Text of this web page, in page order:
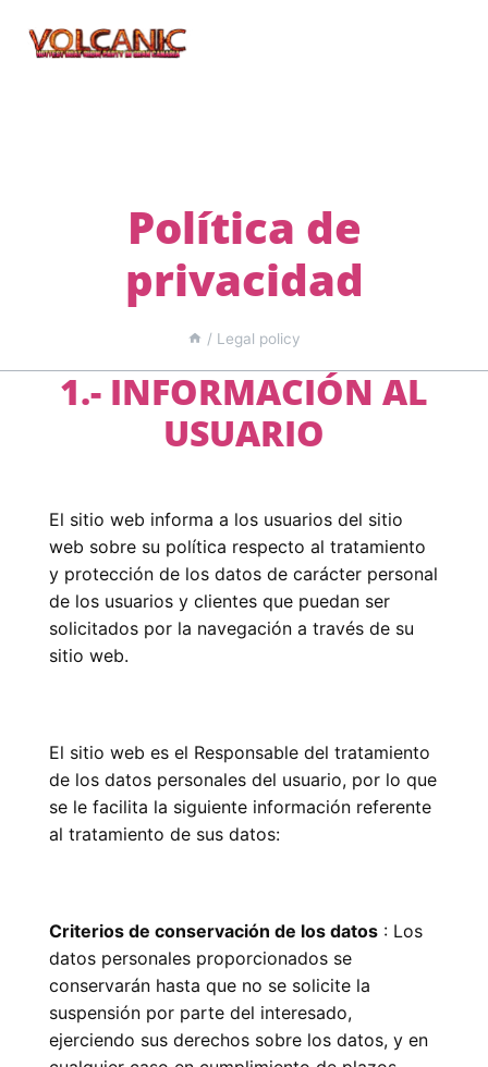
Política de
privacidad
/ Legal policy
1.- INFORMACIÓN AL
USUARIO
El sitio web informa a los usuarios del sitio
web sobre su política respecto al tratamiento
y protección de los datos de carácter personal
de los usuarios y clientes que puedan ser
solicitados por la navegación a través de su
sitio web.
El sitio web es el Responsable del tratamiento
de los datos personales del usuario, por lo que
se le facilita la siguiente información referente
al tratamiento de sus datos:
Criterios de conservación de los datos: Los
datos personales proporcionados se
conservarán hasta que no se solicite la
suspensión por parte del interesado,
ejerciendo sus derechos sobre los datos, y en